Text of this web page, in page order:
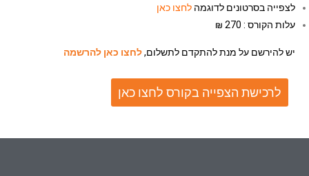
לצפייה בסרטונים לדוגמה לחצו כאן
עלות הקורס : 270 ₪
יש להירשם על מנת להתקדם לתשלום,לחצו כאן להרשמה
לרכישת הצפייה בקורס לחצו כאן